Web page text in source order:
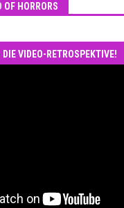
OF HORRORS
VIDEO-RETROSPEKTIVE!